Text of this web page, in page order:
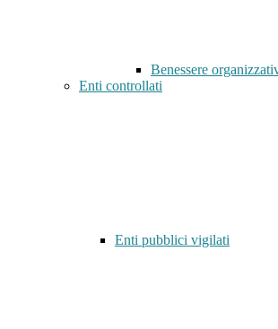
Benessere
Enti controllati
Enti pubblici vigilati